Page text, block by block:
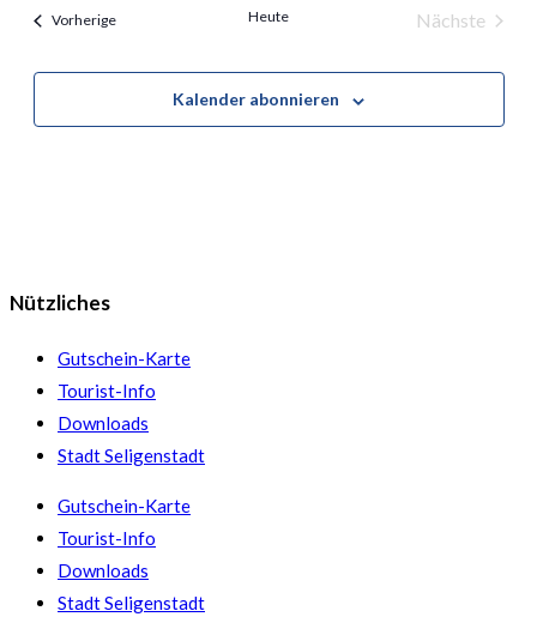
VorherigeVeranstaltungen Heute
Nächste
Kalender abonnieren
Nützliches
Gutschein-Karte
Tourist-Info
Downloads
Stadt Seligenstadt
Gutschein-Karte
Tourist-Info
Downloads
Stadt Seligenstadt